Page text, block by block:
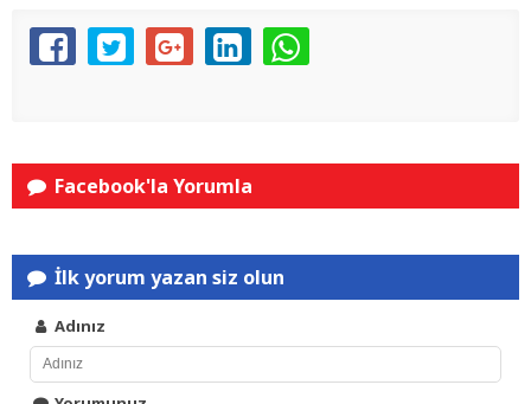
Facebook'la Yorumla
İlk yorum yazan siz olun
Adınız